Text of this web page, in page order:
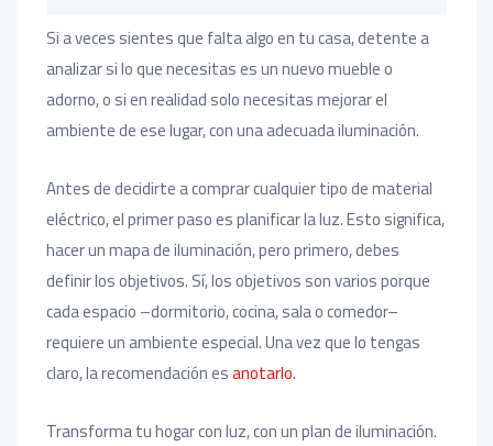
Si a veces sientes que falta algo en tu casa, detente a
analizar si lo que necesitas es un nuevo mueble o
adorno, o si en realidad solo necesitas mejorar el
ambiente de ese lugar, con una adecuada iluminación.
Antes de decidirte a comprar cualquier tipo de material
eléctrico, el primer paso es planificar la luz. Esto significa,
hacer un mapa de iluminación, pero primero, debes
definir los objetivos. Sí, los objetivos son varios porque
cada espacio –dormitorio, cocina, sala o comedor–
requiere un ambiente especial. Una vez que lo tengas
claro, la recomendación esanotarlo.
Transforma tu hogar con luz, con un plan de iluminación.